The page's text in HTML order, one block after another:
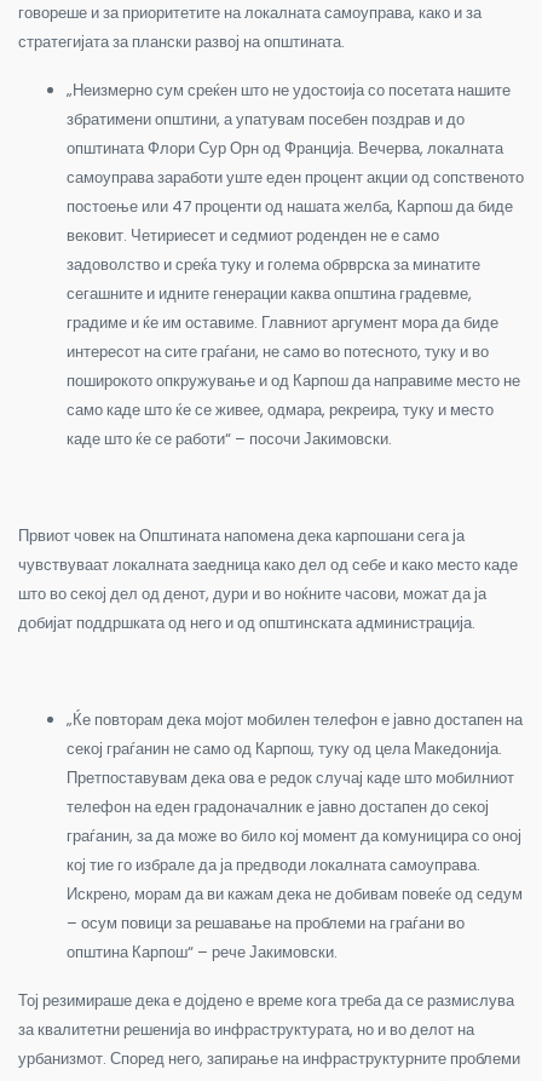
говореше и за приоритетите на локалната самоуправа, како и за
стратегијата за плански развој на општината.
„Неизмерно сум среќен што не удостоија со посетата нашите
збратимени општини, а упатувам посебен поздрав и до
општината Флори Сур Орн од Франција. Вечерва, локалната
самоуправа заработи уште еден процент акции од сопственото
постоење или 47 проценти од нашата желба, Карпош да биде
вековит. Четириесет и седмиот роденден не е само
задоволство и среќа туку и голема обрврска за минатите
сегашните и идните генерации каква општина градевме,
градиме и ќе им оставиме. Главниот аргумент мора да биде
интересот на сите граѓани, не само во потесното, туку и во
поширокото опкружување и од Карпош да направиме место не
само каде што ќе се живее, одмара, рекреира, туку и место
каде што ќе се работи“ – посочи Јакимовски.
Првиот човек на Општината напомена дека карпошани сега ја
чувствуваат локалната заедница како дел од себе и како место каде
што во секој дел од денот, дури и во ноќните часови, можат да ја
добијат поддршката од него и од општинската администрација.
„Ќе повторам дека мојот мобилен телефон е јавно достапен на
секој граѓанин не само од Карпош, туку од цела Македонија.
Претпоставувам дека ова е редок случај каде што мобилниот
телефон на еден градоначалник е јавно достапен до секој
граѓанин, за да може во било кој момент да комуницира со оној
кој тие го избрале да ја предводи локалната самоуправа.
Искрено, морам да ви кажам дека не добивам повеќе од седум
– осум повици за решавање на проблеми на граѓани во
општина Карпош“ – рече Јакимовски.
Тој резимираше дека е дојдено е време кога треба да се размислува
за квалитетни решенија во инфраструктурата, но и во делот на
урбанизмот. Според него, запирање на инфраструктурните проблеми